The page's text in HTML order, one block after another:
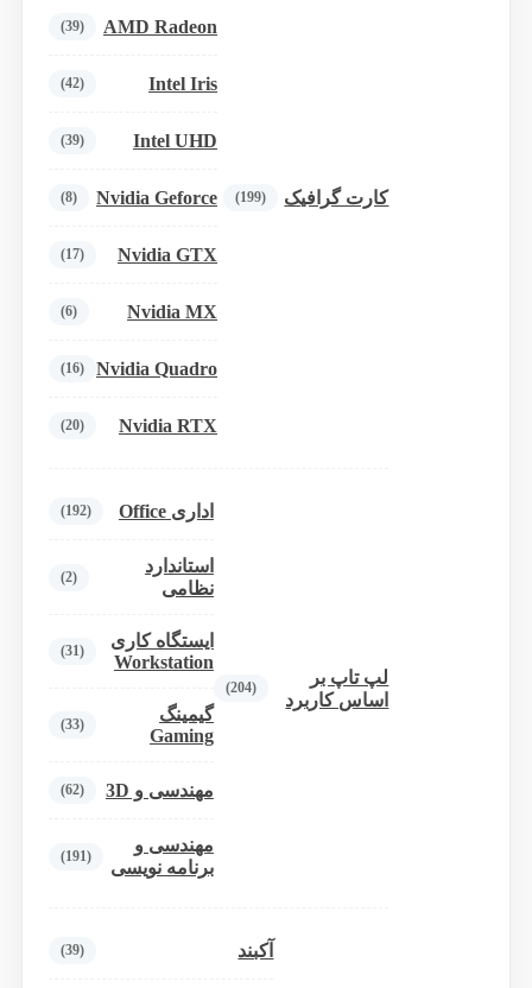
کارت گرافیک (199)
AMD Radeon
(39)
Intel Iris
(42)
Intel UHD
(39)
Nvidia Geforce
(8)
Nvidia GTX
(17)
Nvidia MX
(6)
Nvidia Quadro
(16)
Nvidia RTX
(20)
لپ تاپ بر
اساس کاربرد
(204)
اداری Office (192)
استاندارد
نظامی
(2)
ایستگاه کاری
Workstation
(31)
گیمینگ
Gaming
(33)
مهندسی و 3D (62)
مهندسی و
برنامه نویسی
(191)
آکبند (39)